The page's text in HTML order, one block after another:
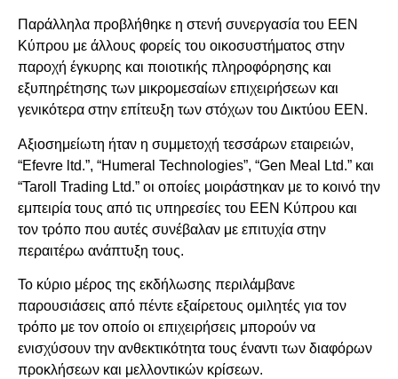
Παράλληλα προβλήθηκε η στενή συνεργασία του ΕΕΝ
Κύπρου με άλλους φορείς του οικοσυστήματος στην
παροχή έγκυρης και ποιοτικής πληροφόρησης και
εξυπηρέτησης των μικρομεσαίων επιχειρήσεων και
γενικότερα στην επίτευξη των στόχων του Δικτύου ΕΕΝ.
Αξιοσημείωτη ήταν η συμμετοχή τεσσάρων εταιρειών,
“Efevre ltd.”, “Humeral Technologies”, “Gen Meal Ltd.” και
“Taroll Trading Ltd.” οι οποίες μοιράστηκαν με το κοινό την
εμπειρία τους από τις υπηρεσίες του ΕΕΝ Κύπρου και
τον τρόπο που αυτές συνέβαλαν με επιτυχία στην
περαιτέρω ανάπτυξη τους.
Το κύριο μέρος της εκδήλωσης περιλάμβανε
παρουσιάσεις από πέντε εξαίρετους ομιλητές για τον
τρόπο με τον οποίο οι επιχειρήσεις μπορούν να
ενισχύσουν την ανθεκτικότητα τους έναντι των διαφόρων
προκλήσεων και μελλοντικών κρίσεων.